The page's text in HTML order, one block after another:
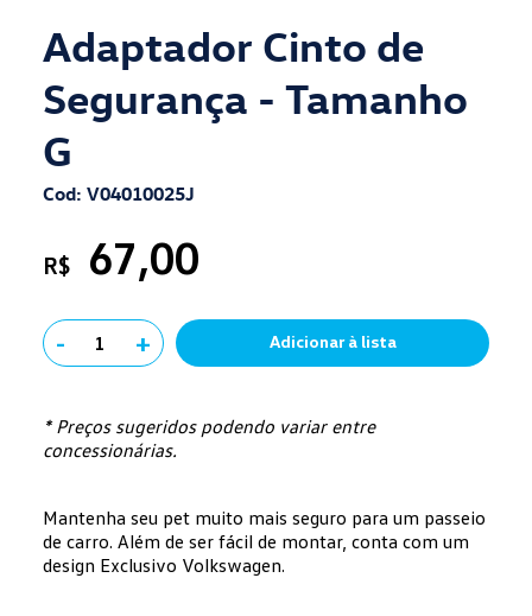
Adaptador Cinto de
Segurança - Tamanho
G
Cod: V04010025J
R$ 67,00
- 1 + Adicionar à lista
* Preços sugeridos podendo variar entre
concessionárias.
Mantenha seu pet muito mais seguro para um passeio
de carro. Além de ser fácil de montar, conta com um
design Exclusivo Volkswagen.